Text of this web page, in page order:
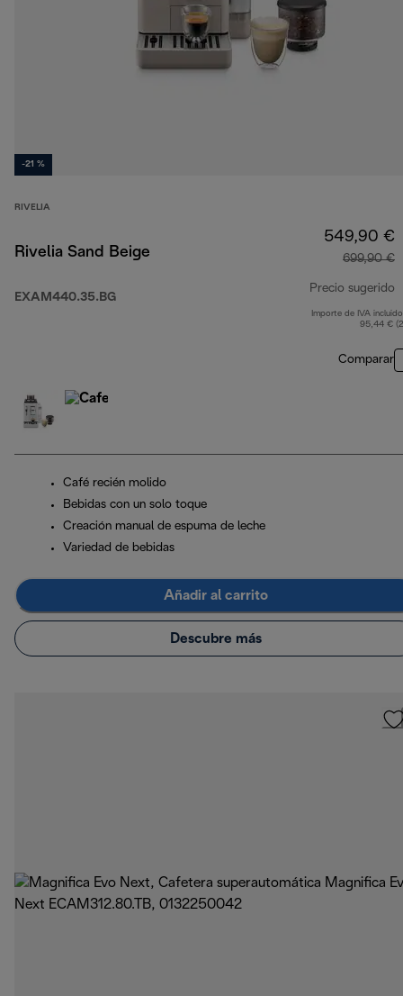
-21 %
RIVELIA
Rivelia Sand Beige
EXAM440.35.BG
549,90 €
699,90 €
Precio sugerido
Importe de IVA
95,44 €
Comparar
Café recién molido
Bebidas con un solo toque
Creación manual de espuma de leche
Variedad de bebidas
Añadir al carrito
Descubre más